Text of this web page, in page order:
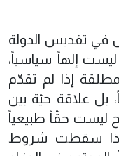
في تقديس الدولة
ليست إلهاً سياسياً،
إذا لم تقدّم
بل علاقة حيّة بين
ليست حقّاً طبيعياً
سقطت شروط